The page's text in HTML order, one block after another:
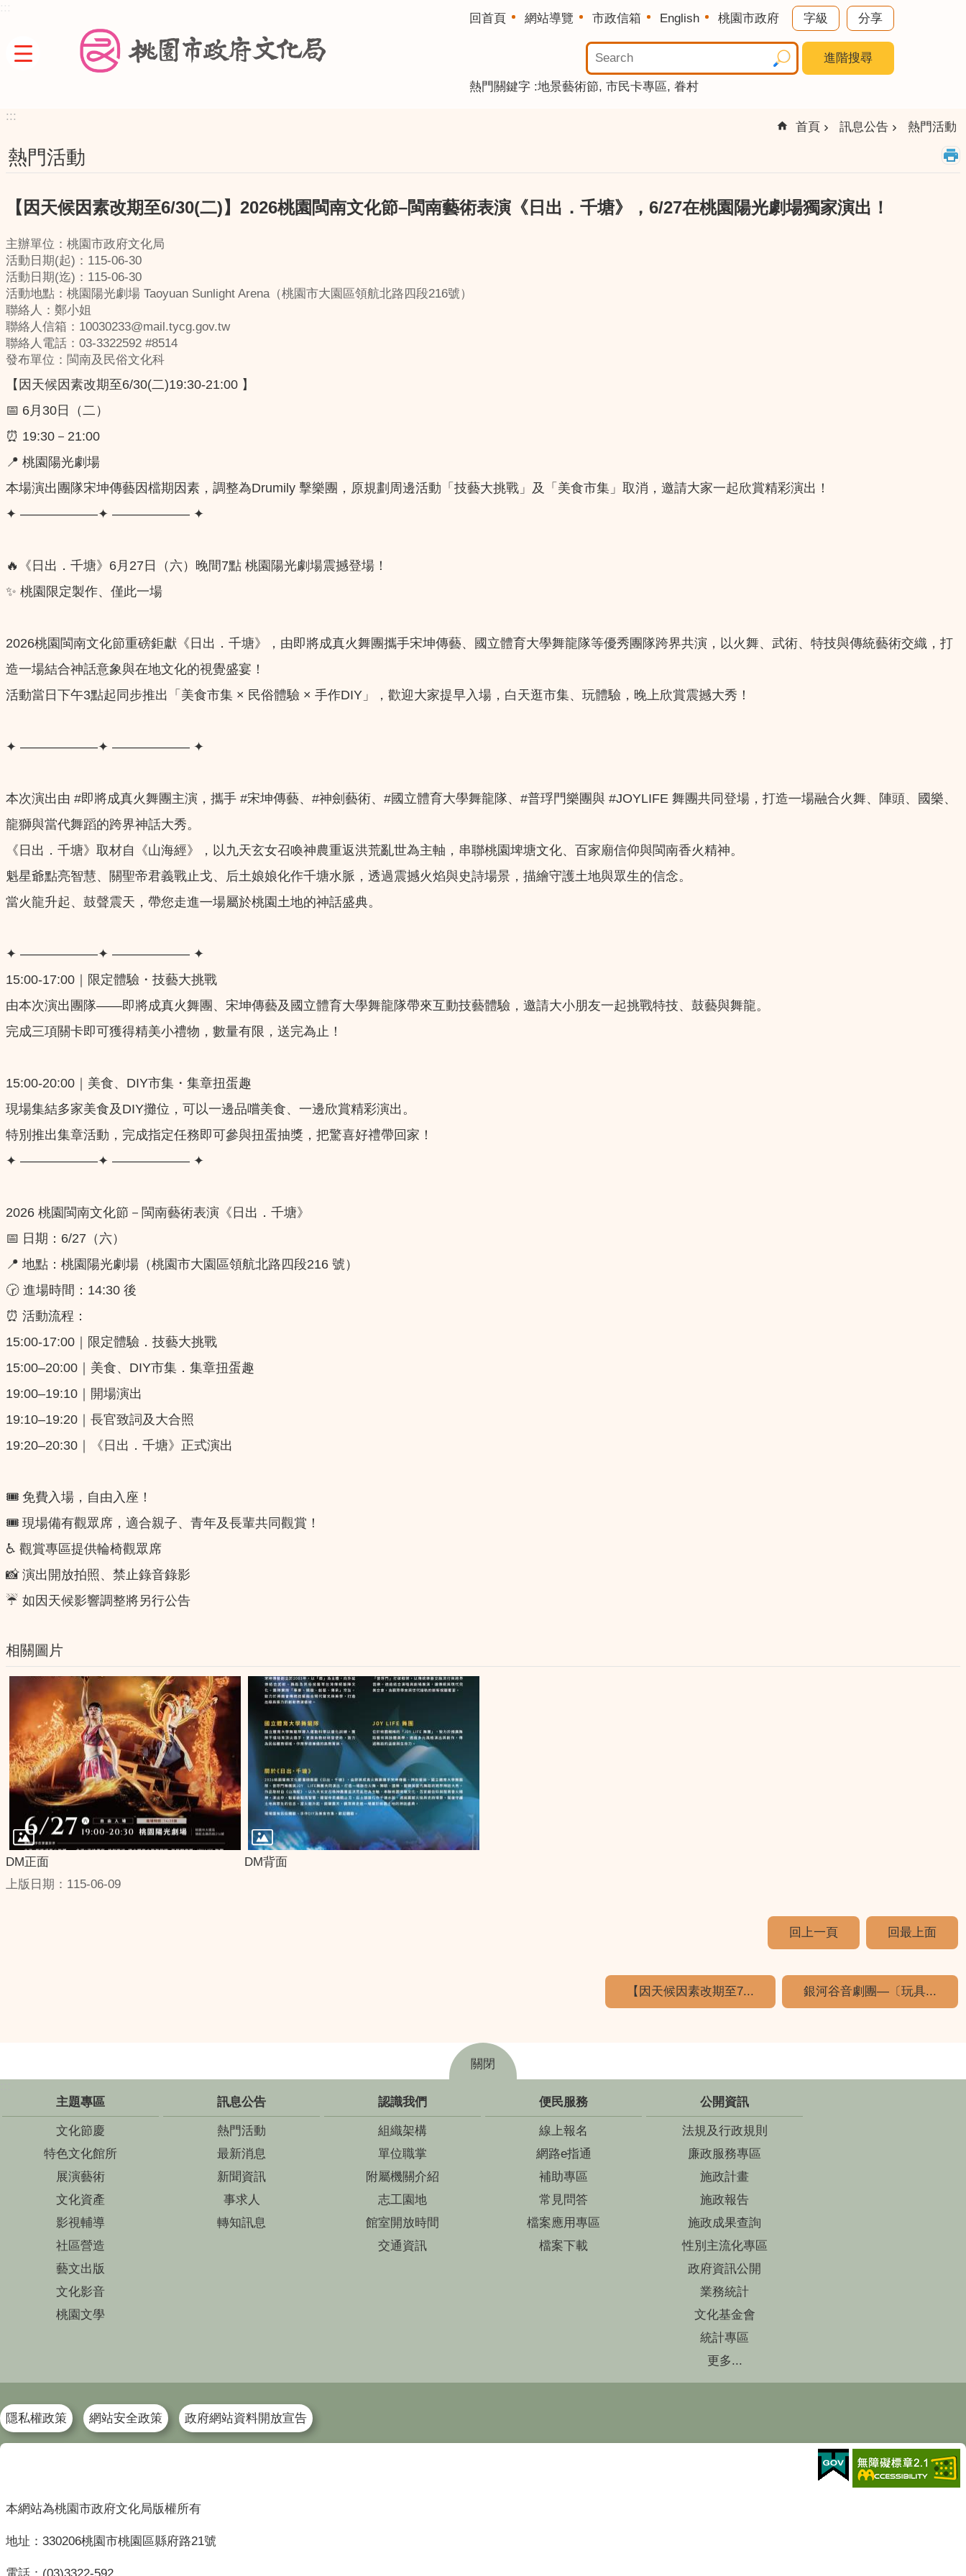
回首頁 網站導覽 市政信箱 English 桃園市政府 字級 分享
進階搜尋
熱門關鍵字 地景藝術節 市民卡專區 眷村
:::
首頁 訊息公告 熱門活動
熱門活動
【因天候因素改期至6/30(二)】2026桃園閩南文化節–閩南藝術表演《日出．千塘》，6/27在桃園陽光劇場獨家演出！
主辦單位：桃園市政府文化局
活動日期(起)：115-06-30
活動日期(迄)：115-06-30
活動地點：桃園陽光劇場 Taoyuan Sunlight Arena（桃園市大園區領航北路四段216號）
聯絡人：鄭小姐
聯絡人信箱：10030233@mail.tycg.gov.tw
聯絡人電話：03-3322592 #8514
發布單位：閩南及民俗文化科
【因天候因素改期至6/30(二)19:30-21:00 】
📅 6月30日（二）
⏰ 19:30－21:00
📍 桃園陽光劇場
本場演出團隊宋坤傳藝因檔期因素，調整為Drumily 擊樂團，原規劃周邊活動「技藝大挑戰」及「美食市集」取消，邀請大家一起欣賞精彩演出！
✦ ——————✦ —————— ✦
🔥《日出．千塘》6月27日（六）晚間7點 桃園陽光劇場震撼登場！
✨ 桃園限定製作、僅此一場
2026桃園閩南文化節重磅鉅獻《日出．千塘》，由即將成真火舞團攜手宋坤傳藝、國立體育大學舞龍隊等優秀團隊跨界共演，以火舞、武術、特技與傳統藝術交織，打
造一場結合神話意象與在地文化的視覺盛宴！
活動當日下午3點起同步推出「美食市集 × 民俗體驗 × 手作DIY」，歡迎大家提早入場，白天逛市集、玩體驗，晚上欣賞震撼大秀！
✦ ——————✦ —————— ✦
本次演出由 #即將成真火舞團主演，攜手 #宋坤傳藝、#神劍藝術、#國立體育大學舞龍隊、#普琈門樂團與 #JOYLIFE 舞團共同登場，打造㇐場融合火舞、陣頭、國樂、
龍獅與當代舞蹈的跨界神話大秀。
《日出．千塘》取材自《山海經》，以九天玄女召喚神農重返洪荒亂世為主軸，串聯桃園埤塘文化、百家廟信仰與閩南香火精神。
魁星爺點亮智慧、關聖帝君義戰止戈、后土娘娘化作千塘水脈，透過震撼火焰與史詩場景，描繪守護土地與眾生的信念。
當火龍升起、鼓聲震天，帶您走進㇐場屬於桃園土地的神話盛典。
✦ ——————✦ —————— ✦
15:00-17:00｜限定體驗・技藝大挑戰
由本次演出團隊——即將成真火舞團、宋坤傳藝及國立體育大學舞龍隊帶來互動技藝體驗，邀請大小朋友一起挑戰特技、鼓藝與舞龍。
完成三項關卡即可獲得精美小禮物，數量有限，送完為止！
15:00-20:00｜美食、DIY市集・集章扭蛋趣
現場集結多家美食及DIY攤位，可以一邊品嚐美食、一邊欣賞精彩演出。
特別推出集章活動，完成指定任務即可參與扭蛋抽獎，把驚喜好禮帶回家！
✦ ——————✦ —————— ✦
2026 桃園閩南文化節－閩南藝術表演《日出．千塘》
📅 日期：6/27（六）
📍 地點：桃園陽光劇場（桃園市大園區領航北路四段216 號）
🕝 進場時間：14:30 後
⏰ 活動流程：
15:00-17:00｜限定體驗．技藝大挑戰
15:00–20:00｜美食、DIY市集．集章扭蛋趣
19:00–19:10｜開場演出
19:10–19:20｜⾧官致詞及大合照
19:20–20:30｜《日出．千塘》正式演出
🎟 免費入場，自由入座！
🎟 現場備有觀眾席，適合親子、青年及長輩共同觀賞！
♿ 觀賞專區提供輪椅觀眾席
📸 演出開放拍照、禁止錄音錄影
☔ 如因天候影響調整將另行公告
相關圖片
DM正面
DM背面
上版日期：115-06-09
回上一頁 回最上面
【因天候因素改期至7... 銀河谷音劇團—〔玩具...
關閉
主題專區
文化節慶
特色文化館所
展演藝術
文化資產
影視輔導
社區營造
藝文出版
文化影音
桃園文學
訊息公告
熱門活動
最新消息
新聞資訊
事求人
轉知訊息
認識我們
組織架構
單位職掌
附屬機關介紹
志工園地
館室開放時間
交通資訊
便民服務
線上報名
網路e指通
補助專區
常見問答
檔案應用專區
檔案下載
公開資訊
法規及行政規則
廉政服務專區
施政計畫
施政報告
施政成果查詢
性別主流化專區
政府資訊公開
業務統計
文化基金會
統計專區
更多...
隱私權政策 網站安全政策 政府網站資料開放宣告
本網站為桃園市政府文化局版權所有
地址：330206桃園市桃園區縣府路21號